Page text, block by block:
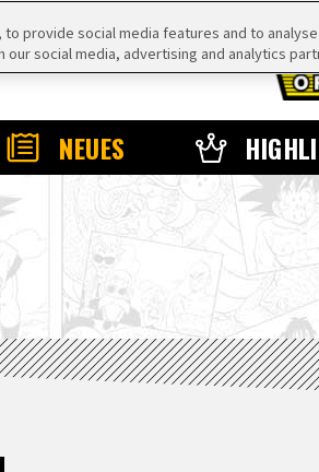
NEUES
provide social media features and to
social media, advertising and analytics